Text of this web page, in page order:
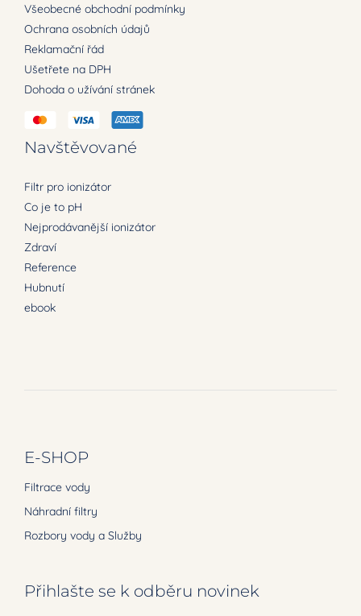
Všeobecné obchodní podmínky
Ochrana osobních údajů
Reklamační řád
Ušetřete na DPH
Dohoda o užívání stránek
E-SHOP
Filtrace vody
Náhradní filtry
Rozbory vody a Služby
Navštěvované
Filtr pro ionizátor
Co je to pH
Nejprodávanější ionizátor
Zdraví
Reference
Hubnutí
ebook
Přihlašte se k odběru novinek